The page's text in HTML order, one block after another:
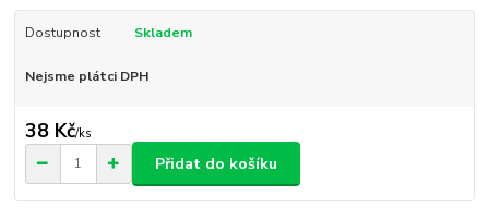
Dostupnost Skladem
Nejsme plátci DPH
38 Kč/ks
Přidat do košíku